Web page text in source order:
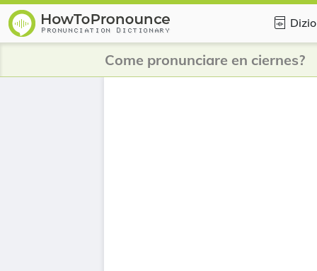
Come pronunciare en ciernes?